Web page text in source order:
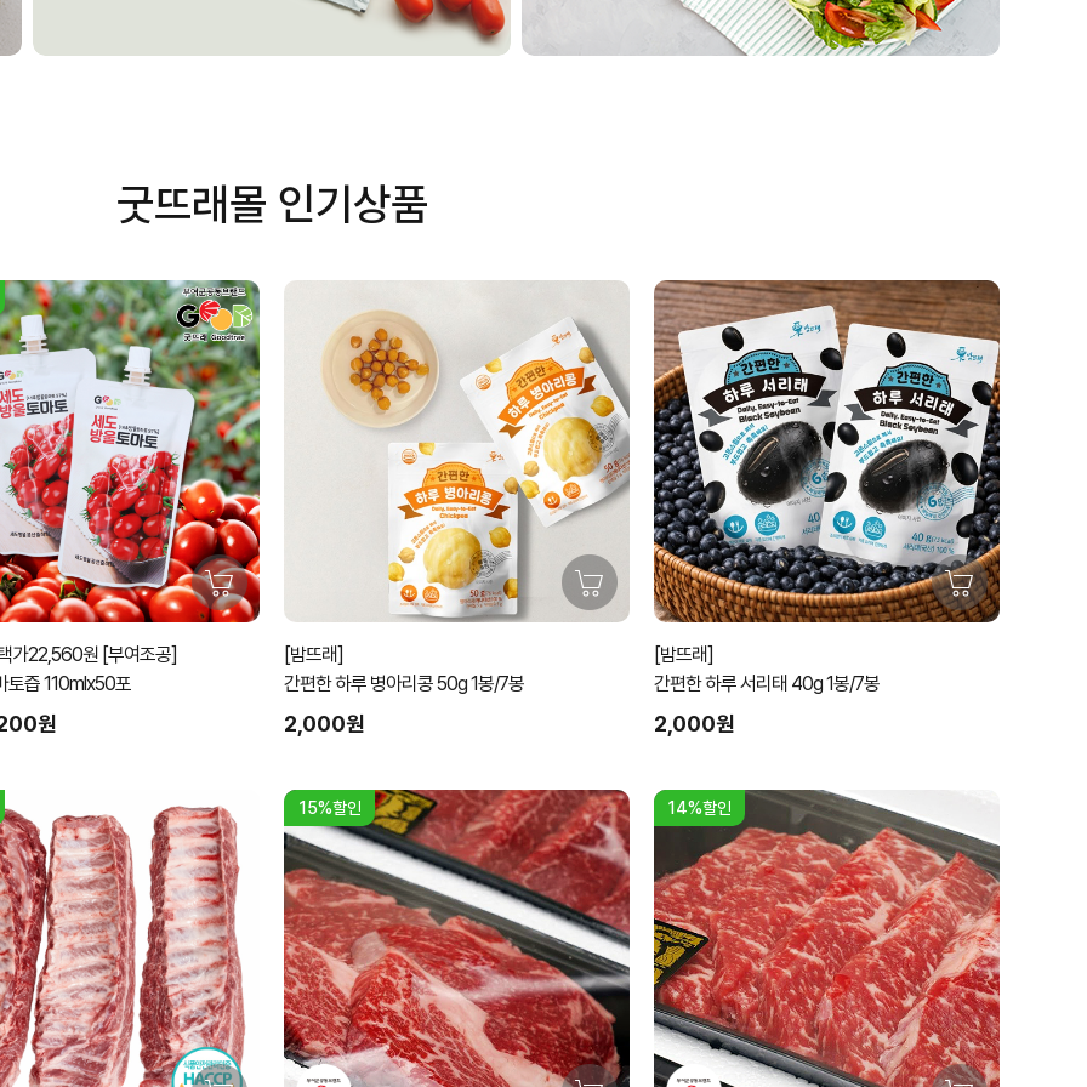
굿뜨래몰 인기상품
가22,560원 [부여조공]
토즙 110mlx50포
원
[밤뜨래]
간편한 하루 병아리콩 50g 1봉/7봉
2,000원
[밤뜨래]
간편한 하루 서리태 40g 1봉/7봉
2,000원
15%할인 14%할인